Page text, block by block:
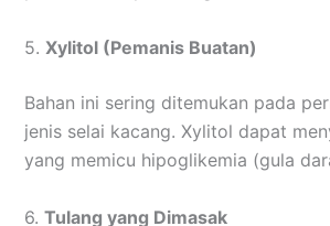
5. Xylitol (Pemanis Buatan)
Bahan ini sering ditemukan pada
jenis selai kacang. Xylitol dapat
yang memicu hipoglikemia (gula
6. Tulang yang Dimasak